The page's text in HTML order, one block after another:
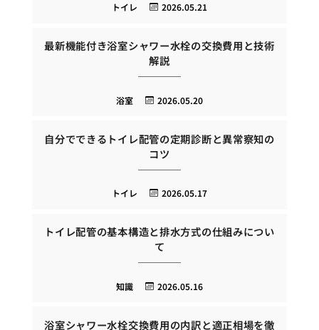
2026.05.21
トイレ
最新機能付き浴室シャワー水栓の交換費用と技術
解説
2026.05.20
浴室
自分でできるトイレ配管の定期診断と異常察知の
コツ
2026.05.17
トイレ
トイレ配管の基本構造と排水方式の仕組みについ
て
2026.05.16
知識
浴室シャワー水栓交換費用の内訳と適正相場を徹